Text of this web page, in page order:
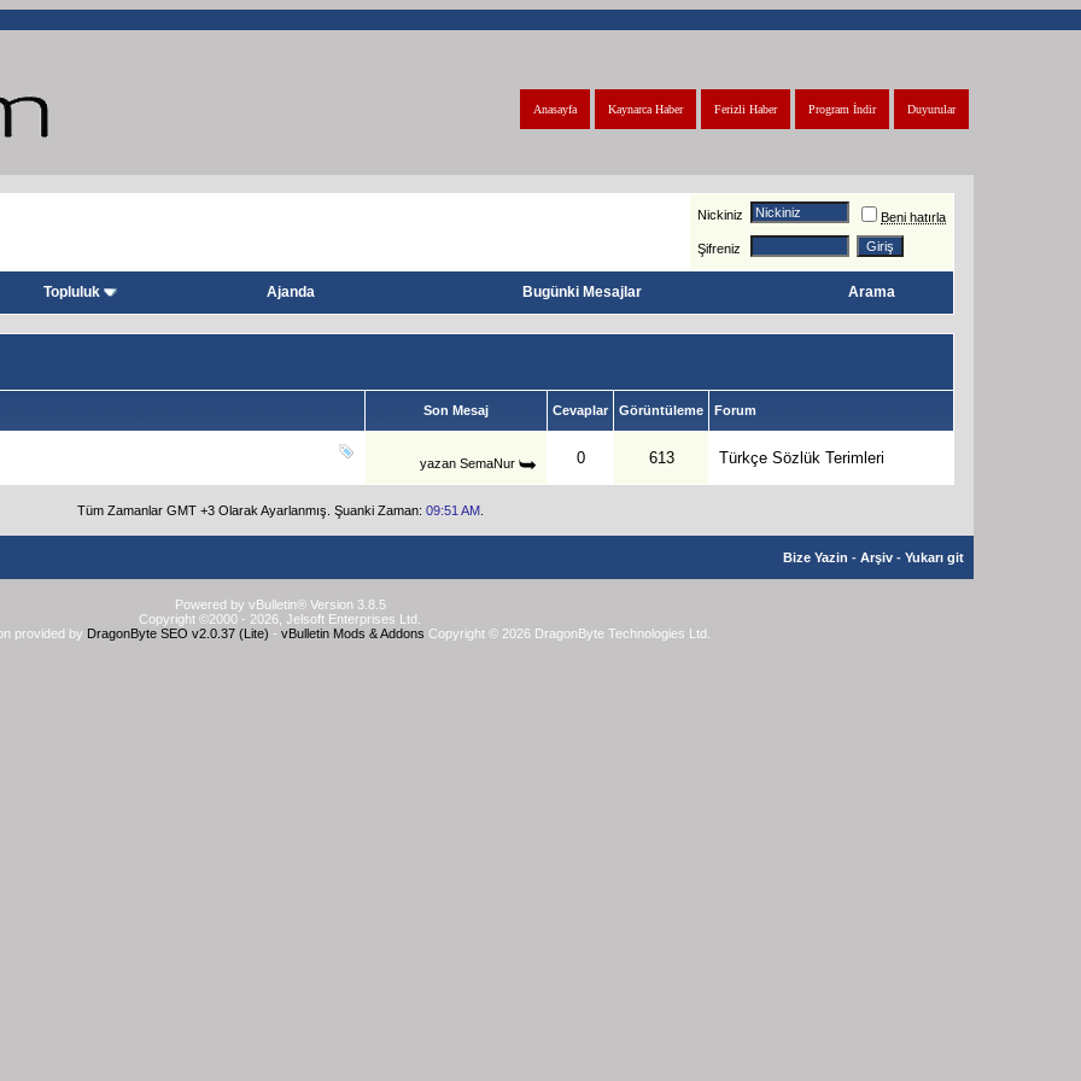
Duyurular
Program İndir
Ferizli Haber
Kaynarca Haber
Anasayfa
Nickiniz Beni hatırla
Şifreniz
Topluluk Ajanda Bugünki Mesajlar Arama
Son Mesaj Cevaplar Görüntüleme Forum
yazan SemaNur 0 613 Türkçe Sözlük Terimleri
Tüm Zamanlar GMT +3 Olarak Ayarlanmış. Şuanki Zaman: 09:51 AM.
Bize Yazin - Arşiv - Yukarı git
Powered by vBulletin® Version 3.8.5
Copyright ©2000 - 2026, Jelsoft Enterprises Ltd.
provided by DragonByte SEO v2.0.37 (Lite) - vBulletin Mods & Addons Copyright © 2026 DragonByte Technologies Ltd.